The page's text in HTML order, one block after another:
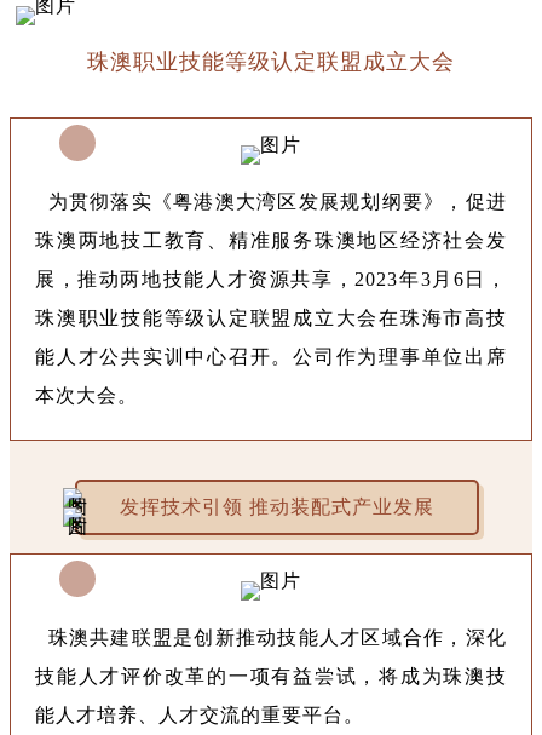
珠澳职业技能等级认定联盟成立大会
为贯彻落实《粤港澳大湾区发展规划纲要》，促进
珠澳两地技工教育、精准服务珠澳地区经济社会发
展，推动两地技能人才资源共享，2023年3月6日，
珠澳职业技能等级认定联盟成立大会在珠海市高技
能人才公共实训中心召开。公司作为理事单位出席
本次大会。
发挥技术引领 推动装配式产业发展
珠澳共建联盟是创新推动技能人才区域合作，深化
技能人才评价改革的一项有益尝试，将成为珠澳技
能人才培养、人才交流的重要平台。